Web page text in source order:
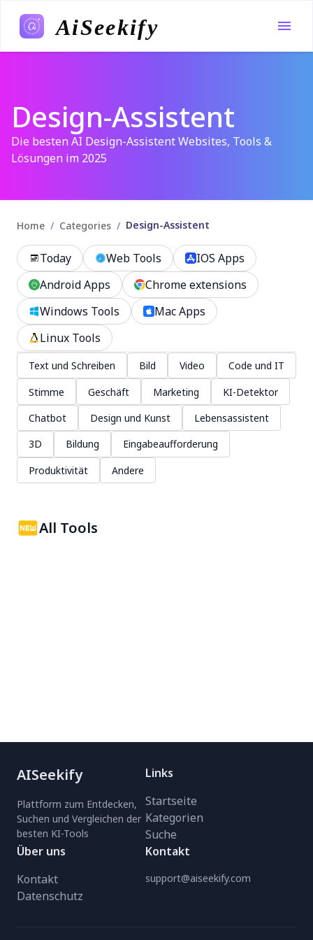
AiSeekify
Design-Assistent
Die besten AI Design-Assistent Websites, Tools &
Lösungen im 2025
Home / Categories / Design-Assistent
Today Web Tools
IOS Apps
Android Apps
Chrome extensions
Windows Tools
Mac Apps
Linux Tools
Text und Schreiben Bild Video
Code und IT
Stimme
Geschäft Marketing
KI-Detektor
Chatbot
Design und Kunst
Lebensassistent
3D
Bildung
Eingabeaufforderung
Produktivität
Andere
All Tools
AISeekify
Plattform zum Entdecken,
Suchen und Vergleichen der
besten KI-Tools
Links
Startseite
Kategorien
Suche
Über uns
Kontakt
Datenschutz
Kontakt
support@aiseekify.com